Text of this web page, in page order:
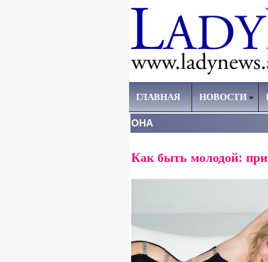
ГЛАВНАЯ НОВОСТИ
ОНА
Как быть молодой: